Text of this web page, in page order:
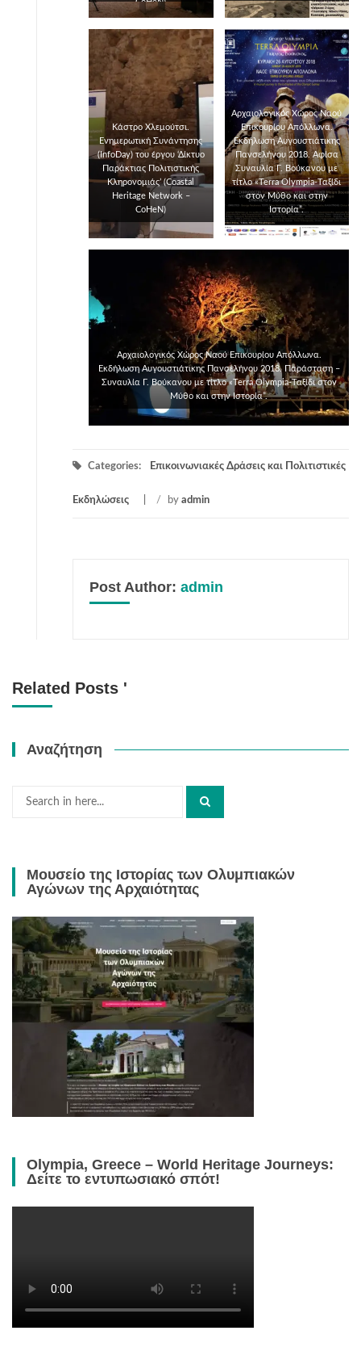
CoHeN)
Κάστρο Χλεμούτσι.
Ενημερωτική Συνάντησης
(InfoDay) του έργου ‘Δίκτυο
Παράκτιας Πολιτιστικής
Κληρονομιάς’ (Coastal
Heritage Network –
CoHeN)
Αρχαιολογικός Χώρος Ναού
Επικουρίου Απόλλωνα.
Εκδήλωση Αυγουστιάτικης
Πανσελήνου 2018. Αφίσα
Συναυλία Γ. Βούκανου με
τίτλο «Terra Olympia-Ταξίδι
στον Μύθο και στην
Ιστορία”.
Αρχαιολογικός Χώρος Ναού Επικουρίου Απόλλωνα.
Εκδήλωση Αυγουστιάτικης Πανσελήνου 2018. Παράσταση –
Συναυλία Γ. Βούκανου με τίτλο «Terra Olympia-Ταξίδι στον
Μύθο και στην Ιστορία”.
Categories: Επικοινωνιακές Δράσεις και Πολιτιστικές
Εκδηλώσεις / by admin
Post Author: admin
Related Posts '
Αναζήτηση
Search
Μουσείο της Ιστορίας των Ολυμπιακών
Αγώνων της Αρχαιότητας
Olympia, Greece – World Heritage Journeys:
Δείτε το εντυπωσιακό σπότ!